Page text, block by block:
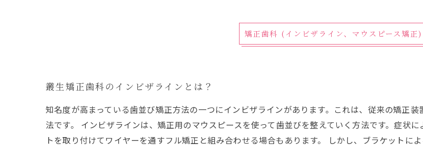
矯正歯科 (インビザライン、マウスピース矯正)
叢生矯正歯科のインビザラインとは？
知名度が高まっている歯並び矯正方法の一つにインビザラインがあります。これは、従来の矯正
法です。 インビザラインは、矯正用のマウスピースを使って歯並びを整えていく方法です。症状
トを取り付けてワイヤーを通すフル矯正と組み合わせる場合もあります。 しかし、ブラケットに